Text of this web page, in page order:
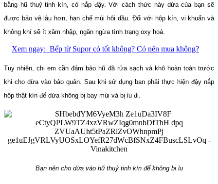
bằng hũ thuỷ tinh kín, có nắp đậy. Với cách thức này dừa của bạn sẽ
được bảo vệ lâu hơn, hạn chế mùi hôi dầu. Đối với hộp kín, vi khuẩn và
không khí sẽ ít xâm nhập, ngăn ngừa tình trạng oxy hoá.
Xem ngay: Bếp từ Supor có tốt không? Có nên mua không?
Tuy nhiên, chị em cần đảm bảo hũ đã rửa sạch và khô hoàn toàn trước
khi cho dừa vào bảo quản. Sau khi sử dụng bạn phải thực hiện đậy nắp
hộp thật kín để dừa không bị bay mùi và bị ỉu đi.
Bạn nên cho dừa vào hũ thuỷ tinh kín để không bị ỉu